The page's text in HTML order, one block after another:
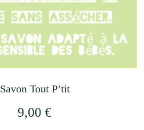
la
page
du
produit
Savon Tout P’tit
9,00 €